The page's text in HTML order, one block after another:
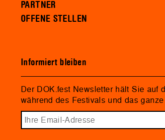
PARTNER
OFFENE STELLEN
Informiert bleiben
Der DOK.fest Newsletter hält Sie auf
während des Festivals und das ganze